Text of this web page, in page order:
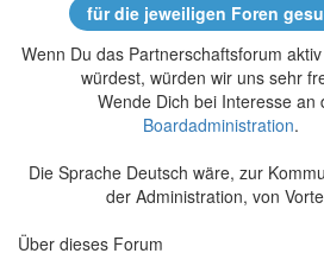
für die jeweiligen Foren
Wenn Du das Partnerschaftsforum
würdest, würden wir uns sehr
Wende Dich bei Interesse an
Boardadministration.
Die Sprache Deutsch wäre, zur
der Administration, von
Über dieses Forum